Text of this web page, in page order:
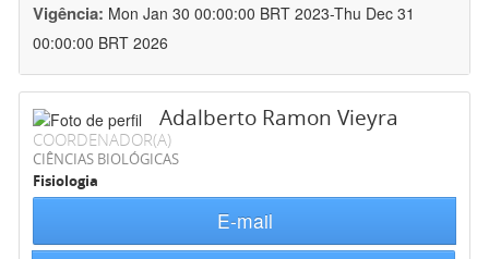
Vigência: Mon Jan 30 00:00:00 BRT 2023-Thu Dec 31
00:00:00 BRT 2026
Adalberto Ramon Vieyra
COORDENADOR(A)
CIÊNCIAS BIOLÓGICAS
Fisiologia
E-mail